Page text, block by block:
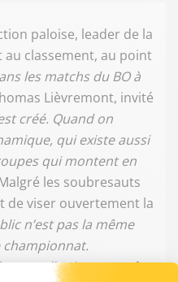
paloise, leader de la
au classement, au point
les matchs du BO à
Lièvremont, invité
créé. Quand on
qui existe aussi
qui montent en
les soubresauts
de viser ouvertement la
n’est pas la même
elle vient peut-être